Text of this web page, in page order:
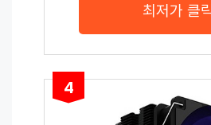
최저가 클
4